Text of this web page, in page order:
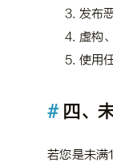
发布
虚构
使用
四、
若您是未满